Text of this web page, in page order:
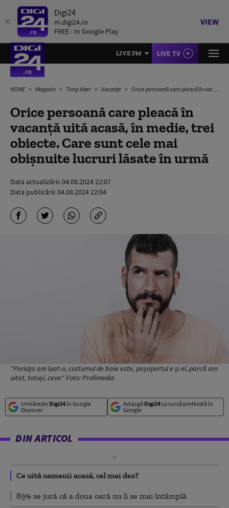
Digi24
m.digi24.ro
FREE - In Google Play
VIEW
LIVE FM LIVE TV
HOME Magazin Timp liber Vacanțe Orice persoană care pleacă în vacanță uită acasă, în medie, trei obiecte. Care sunt cele mai obișnuite lucruri lăsate în urmă
Orice persoană care pleacă în
vacanță uită acasă, în medie, trei
obiecte. Care sunt cele mai
obișnuite lucruri lăsate în urmă
Data actualizării:04.08.2024 22:07
Data publicării:04.08.2024 22:04
"Periuța am luat-o, costumul de baie este, pașaportul e și el..parcă am
uitat, totuși, ceva" Foto: Profimedia
Urmărește Digi24în Google
Discover
Adaugă Digi24ca sursă preferată în
Google
DIN ARTICOL
Ce uită oamenii acasă, cel mai des?
89% se jură că a doua oară nu li se mai întâmplă